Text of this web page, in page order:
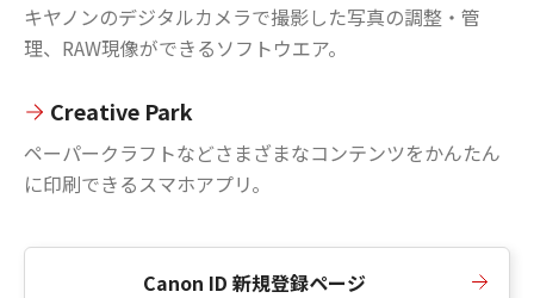
キヤノンのデジタルカメラで撮影した写真の調整・管
理、RAW現像ができるソフトウエア。
Creative Park
ペーパークラフトなどさまざまなコンテンツをかんたん
に印刷できるスマホアプリ。
Canon ID 新規登録ページ